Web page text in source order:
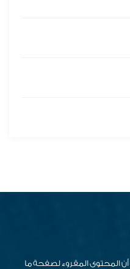
المحتوى المقروء لصفحة ما